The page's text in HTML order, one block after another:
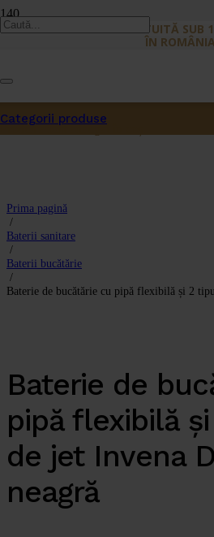
LIVRARE GRATUITĂ SUB
ÎN
Produsa fost adăugat în coș.
Categorii produse
Prima pagină
/
Baterii sanitare
/
Baterii bucătărie
/
Baterie de bucătărie cu pipă flexibilă și 2
Baterie de
pipă flexibilă
de jet Invena
neagră